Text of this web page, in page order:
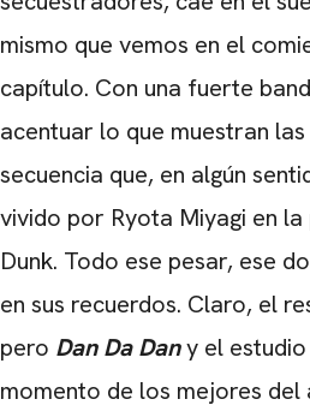
mismo que vemos en el
capítulo. Con una fuerte
acentuar lo que muestran las
secuencia que, en algún
vivido por Ryota Miyagi en la
Dunk. Todo ese pesar, ese
en sus recuerdos. Claro, el
pero Dan Da Dany el
momento de los mejores del